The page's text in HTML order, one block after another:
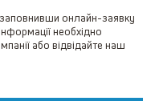
онлайн-заявку
необхідно
або відвідайте наш